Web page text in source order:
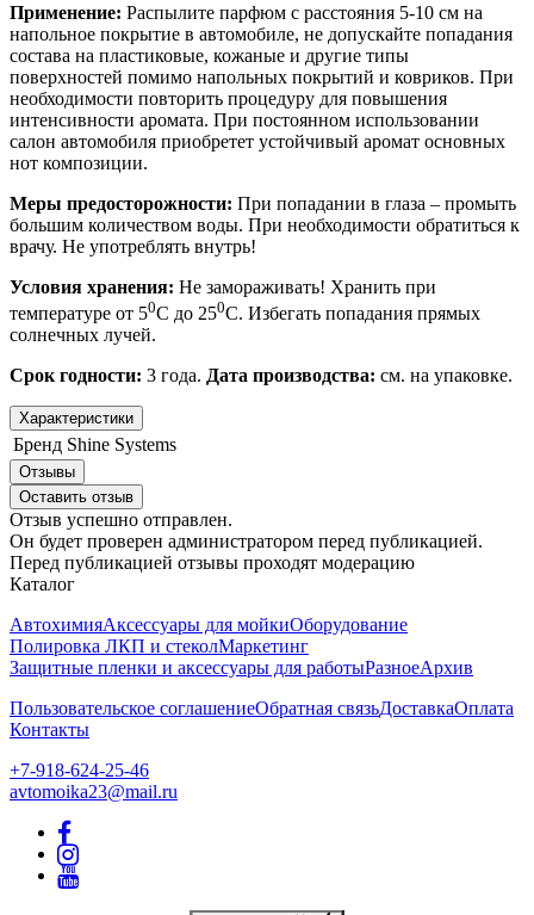
Применение: Распылите парфюм с расстояния 5-10 см на
напольное покрытие в автомобиле, не допускайте попадания
состава на пластиковые, кожаные и другие типы
поверхностей помимо напольных покрытий и ковриков. При
необходимости повторить процедуру для повышения
интенсивности аромата. При постоянном использовании
салон автомобиля приобретет устойчивый аромат основных
нот композиции.
Меры предосторожности: При попадании в глаза – промыть
большим количеством воды. При необходимости обратиться к
врачу. Не употреблять внутрь!
Условия хранения: Не замораживать! Хранить при
температуре от 50С до 250С. Избегать попадания прямых
солнечных лучей.
Срок годности: 3 года. Дата производства: см. на упаковке.
Характеристики
Бренд Shine Systems
Отзывы
Оставить отзыв
Отзыв успешно отправлен.
Он будет проверен администратором перед публикацией.
Перед публикацией отзывы проходят модерацию
Каталог
АвтохимияАксессуары для мойкиОборудование
Полировка ЛКП и стеколМаркетинг
Защитные пленки и аксессуары для работыРазноеАрхив
Пользовательское соглашениеОбратная связьДоставкаОплата
Контакты
+7-918-624-25-46
avtomoika23@mail.ru